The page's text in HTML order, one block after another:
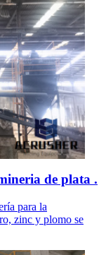
de plata .
para la
zinc y plomo se